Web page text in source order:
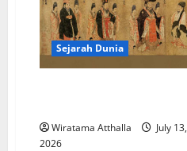
dan
Referendum
1999
Titik
Balik
Asia
Sejarah Dunia
Wiratama Atthalla
July 13,
2026